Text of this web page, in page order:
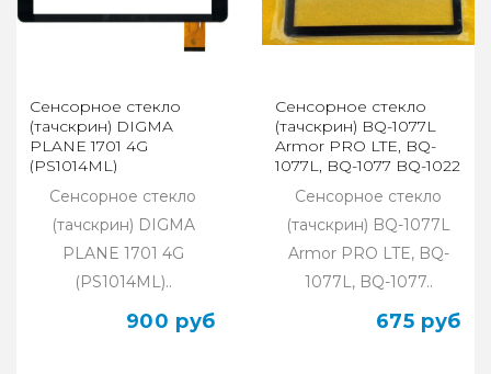
Сенсорное стекло
(тачскрин) DIGMA
PLANE 1701 4G
(PS1014ML)
Сенсорное стекло
(тачскрин) DIGMA
PLANE 1701 4G
(PS1014ML)..
900 руб
Сенсорное стекло
(тачскрин) BQ-1077L
Armor PRO LTE, BQ-
1077L, BQ-1077 BQ-1022
Сенсорное стекло
(тачскрин) BQ-1077L
Armor PRO LTE, BQ-
1077L, BQ-1077..
675 руб